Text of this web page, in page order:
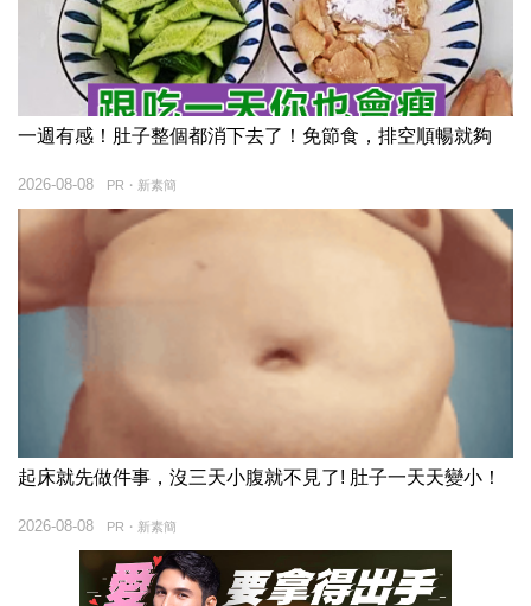
一週有感！肚子整個都消下去了！免節食，排空順暢就夠
PR・新素簡
2026-08-08
起床就先做件事，沒三天小腹就不見了! 肚子一天天變小！
PR・新素簡
2026-08-08